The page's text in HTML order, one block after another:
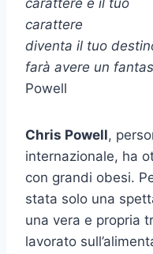
carattere e il tuo
carattere
diventa il tuo
farà avere un
Powell
Chris Powell,
internazionale, ha
con grandi obesi.
stata solo una
una vera e propria
lavorato